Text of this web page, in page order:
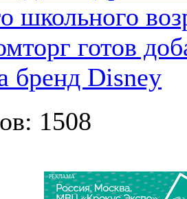
школьного
готов
бренд Disney
1508
РЕКЛАМА